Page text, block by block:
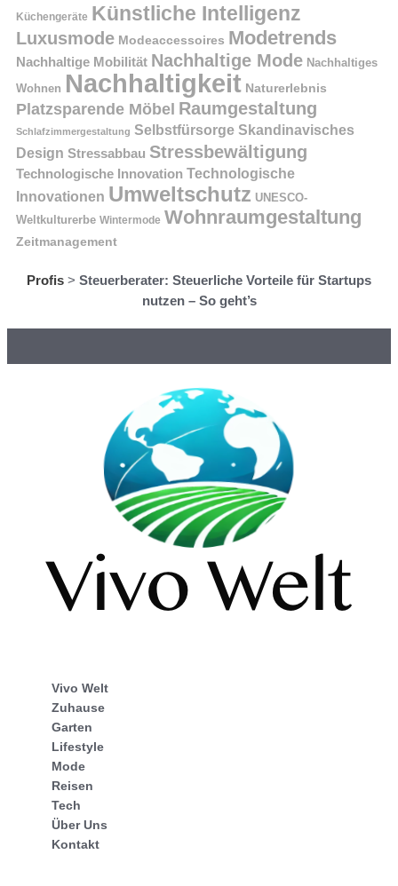
Küchengeräte Künstliche Intelligenz
Luxusmode Modeaccessoires Modetrends
Nachhaltige Mobilität Nachhaltige Mode Nachhaltiges
Wohnen Nachhaltigkeit Naturerlebnis
Platzsparende Möbel Raumgestaltung
Schlafzimmergestaltung Selbstfürsorge Skandinavisches
Design Stressabbau Stressbewältigung
Technologische Innovation Technologische
Innovationen Umweltschutz UNESCO-
Weltkulturerbe Wintermode Wohnraumgestaltung
Zeitmanagement
Profis > Steuerberater: Steuerliche Vorteile für Startups
nutzen – So geht’s
Vivo Welt
Zuhause
Garten
Lifestyle
Mode
Reisen
Tech
Über Uns
Kontakt